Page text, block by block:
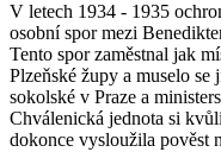
V letech 1934 - 1935
osobní spor mezi
Tento spor zaměstnal jak
Plzeňské župy a muselo se
sokolské v Praze a
Chválenická jednota si
dokonce vysloužila pověst